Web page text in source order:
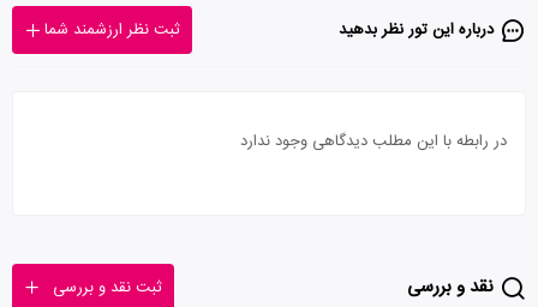
درباره این تور‌ نظر بدهید ثبت نظر ارزشمند شما
در رابطه با این مطلب دیدگاهی وجود ندارد
نقد و بررسی ثبت نقد و بررسی